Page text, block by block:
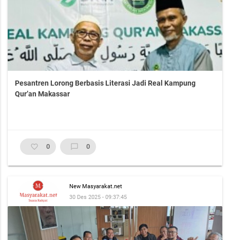
Pesantren Lorong Berbasis Literasi Jadi Real Kampung
Qur’an Makassar
favorite_border 0 chat_bubble_outline 0
New Masyarakat.net
30 Des 2025 - 09:37:45